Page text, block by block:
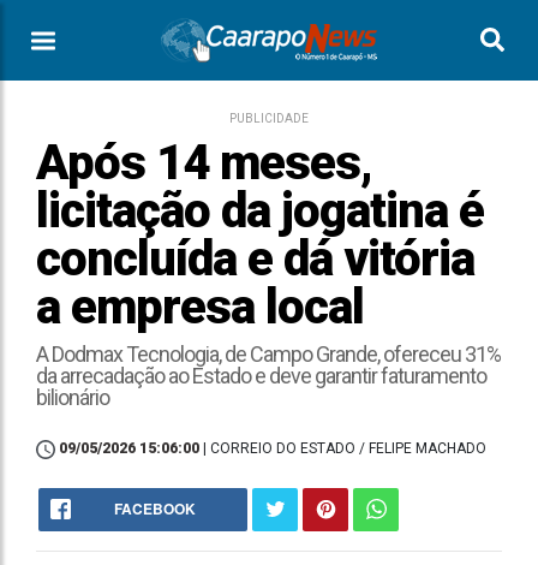
PUBLICIDADE
Após 14 meses,
licitação da jogatina é
concluída e dá vitória
a empresa local
A Dodmax Tecnologia, de Campo Grande, ofereceu 31%
da arrecadação ao Estado e deve garantir faturamento
bilionário
09/05/2026 15:06:00 | CORREIO DO ESTADO / FELIPE MACHADO
FACEBOOK